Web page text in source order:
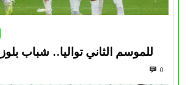
للموسم الثاني تواليا.. شباب
0